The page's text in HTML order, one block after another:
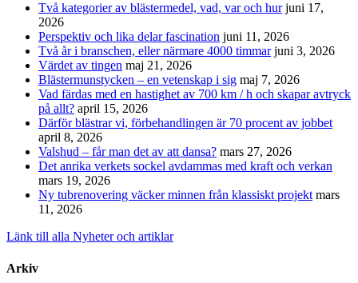
Två kategorier av blästermedel, vad, var och hur juni 17,
2026
Perspektiv och lika delar fascination juni 11, 2026
Två år i branschen, eller närmare 4000 timmar juni 3, 2026
Värdet av tingen maj 21, 2026
Blästermunstycken – en vetenskap i sig maj 7, 2026
Vad färdas med en hastighet av 700 km / h och skapar avtryck
på allt? april 15, 2026
Därför blästrar vi, förbehandlingen är 70 procent av jobbet
april 8, 2026
Valshud – får man det av att dansa? mars 27, 2026
Det anrika verkets sockel avdammas med kraft och verkan
mars 19, 2026
Ny tubrenovering väcker minnen från klassiskt projekt mars
11, 2026
Länk till alla Nyheter och artiklar
Arkiv